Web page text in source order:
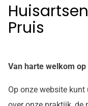
Pruis
Van harte welkom
Op onze website